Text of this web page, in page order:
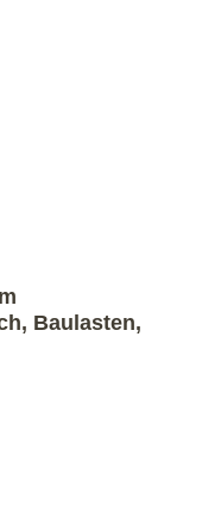
Baulasten,